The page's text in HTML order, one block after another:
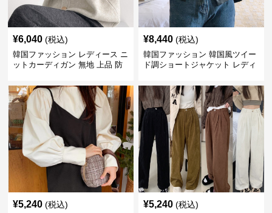
¥6,040 (税込)
韓国ファッション レディース ニ
ットカーディガン 無地 上品 防
¥8,440 (税込)
韓国ファッション 韓国風ツイー
ド調ショートジャケット レディ
¥5,240 (税込) ¥5,240 (税込)